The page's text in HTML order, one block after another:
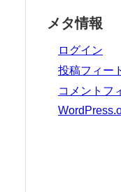
メタ情報
ログイン
投稿フィー
コメントフ